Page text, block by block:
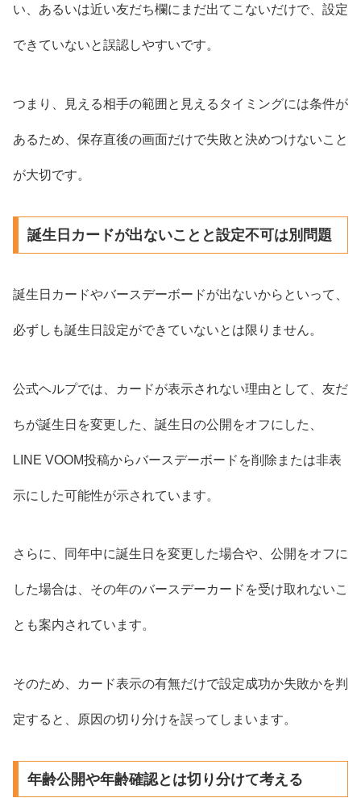
い、あるいは近い友だち欄にまだ出てこないだけで、設定
できていないと誤認しやすいです。
つまり、見える相手の範囲と見えるタイミングには条件が
あるため、保存直後の画面だけで失敗と決めつけないこと
が大切です。
誕生日カードが出ないことと設定不可は別問題
誕生日カードやバースデーボードが出ないからといって、
必ずしも誕生日設定ができていないとは限りません。
公式ヘルプでは、カードが表示されない理由として、友だ
ちが誕生日を変更した、誕生日の公開をオフにした、
LINE VOOM投稿からバースデーボードを削除または非表
示にした可能性が示されています。
さらに、同年中に誕生日を変更した場合や、公開をオフに
した場合は、その年のバースデーカードを受け取れないこ
とも案内されています。
そのため、カード表示の有無だけで設定成功か失敗かを判
定すると、原因の切り分けを誤ってしまいます。
年齢公開や年齢確認とは切り分けて考える